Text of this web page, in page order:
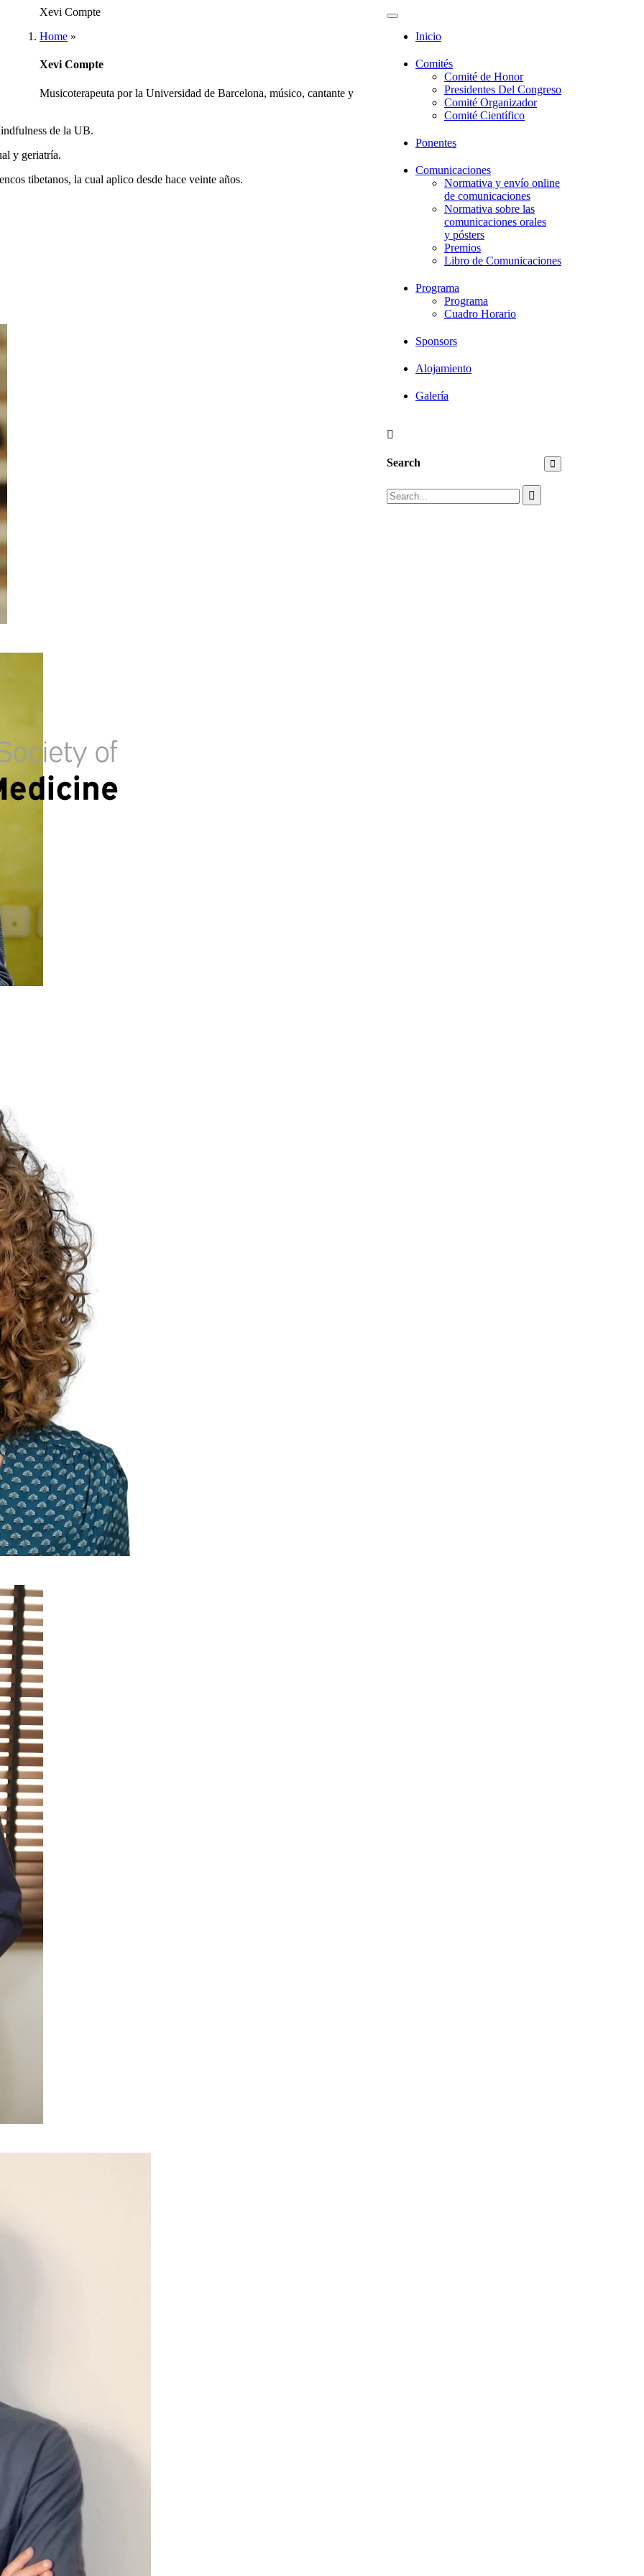
Toggle
navigation
Inicio
Comités
Comité de Honor
Presidentes Del Congreso
Comité Organizador
Comité Científico
Ponentes
Comunicaciones
Normativa y envío online
de comunicaciones
Normativa sobre las
comunicaciones orales
y pósters
Premios
Libro de Comunicaciones
Programa
Programa
Cuadro Horario
Sponsors
Alojamiento
Galería
Search
Xevi Compte
Home »
Xevi Compte
Musicoterapeuta por la Universidad de Barcelona, músico, cantante y
de la UB.
y geriatría.
tibetanos, la cual aplico desde hace veinte años.